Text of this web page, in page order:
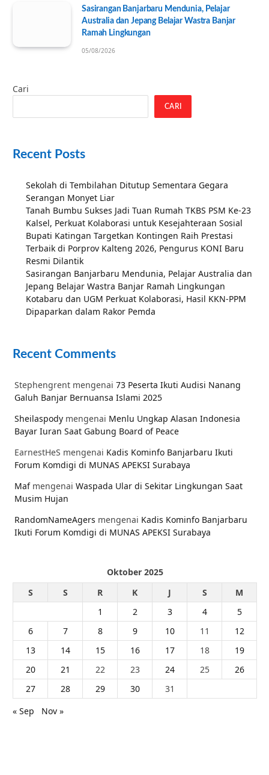
Sasirangan Banjarbaru Mendunia, Pelajar
Australia dan Jepang Belajar Wastra Banjar
Ramah Lingkungan
05/08/2026
Cari
CARI
Recent Posts
Sekolah di Tembilahan Ditutup Sementara Gegara
Serangan Monyet Liar
Tanah Bumbu Sukses Jadi Tuan Rumah TKBS PSM Ke-23
Kalsel, Perkuat Kolaborasi untuk Kesejahteraan Sosial
Bupati Katingan Targetkan Kontingen Raih Prestasi
Terbaik di Porprov Kalteng 2026, Pengurus KONI Baru
Resmi Dilantik
Sasirangan Banjarbaru Mendunia, Pelajar Australia dan
Jepang Belajar Wastra Banjar Ramah Lingkungan
Kotabaru dan UGM Perkuat Kolaborasi, Hasil KKN-PPM
Dipaparkan dalam Rakor Pemda
Recent Comments
Stephengrent mengenai 73 Peserta Ikuti Audisi Nanang
Galuh Banjar Bernuansa Islami 2025
Sheilaspody mengenai Menlu Ungkap Alasan Indonesia
Bayar Iuran Saat Gabung Board of Peace
EarnestHeS mengenai Kadis Kominfo Banjarbaru Ikuti
Forum Komdigi di MUNAS APEKSI Surabaya
Mafmengenai Waspada Ular di Sekitar Lingkungan Saat
Musim Hujan
RandomNameAgers mengenai Kadis Kominfo Banjarbaru
Ikuti Forum Komdigi di MUNAS APEKSI Surabaya
Oktober 2025
S
S R K J S
M
1
2 3 4
5
6
7 8 9 10 11
12
13
14 15 16 17 18
19
20
21 22 23 24 25
26
27
28 29 30
31
« Sep
Nov »